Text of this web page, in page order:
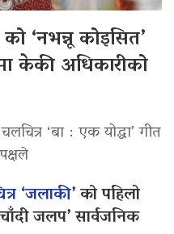
‘नभन्नू कोइसित’
केकी अधिकारीको
‘बा : एक योद्धा’ गीत
‘जलाकी’को पहिलो
जलप’ सार्वजनिक